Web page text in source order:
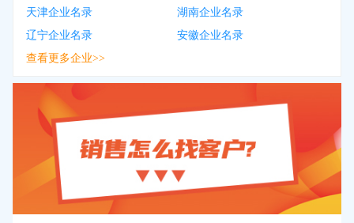
天津企业名录
湖南企业名录
辽宁企业名录
安徽企业名录
查看更多企业>>